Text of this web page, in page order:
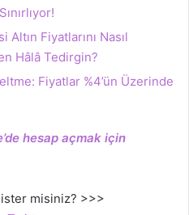
Altın Fiyatlarını Nasıl
Hâlâ Tedirgin?
Fiyatlar %4’ün Üzerinde
hesap açmak için
misiniz? >>>